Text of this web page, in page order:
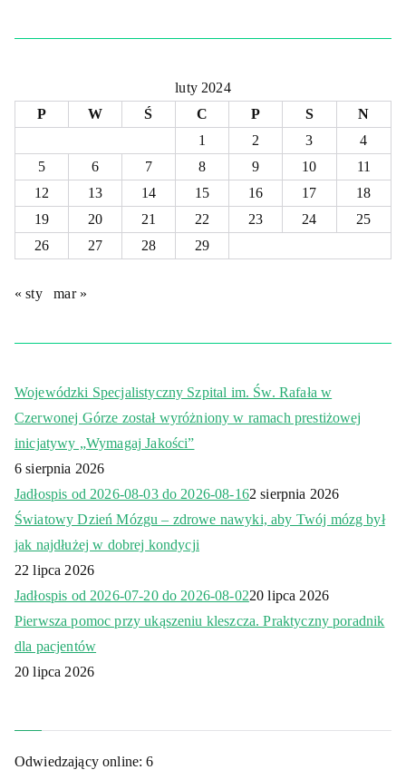
luty 2024
P
W Ś C P S
N
1
2 3
4
5
6 7 8 9 10
11
12
13 14 15 16 17
18
19
20 21 22 23 24
25
26
27 28 29
« sty mar »
Wojewódzki Specjalistyczny Szpital im. Św. Rafała w
Czerwonej Górze został wyróżniony w ramach prestiżowej
inicjatywy „Wymagaj Jakości”
6 sierpnia 2026
Jadłospis od 2026-08-03 do 2026-08-162 sierpnia 2026
Światowy Dzień Mózgu – zdrowe nawyki, aby Twój mózg był
jak najdłużej w dobrej kondycji
22 lipca 2026
Jadłospis od 2026-07-20 do 2026-08-0220 lipca 2026
Pierwsza pomoc przy ukąszeniu kleszcza. Praktyczny poradnik
dla pacjentów
20 lipca 2026
Odwiedzający online:6